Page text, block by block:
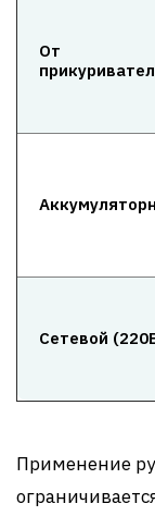
От
Сетевой
Применение